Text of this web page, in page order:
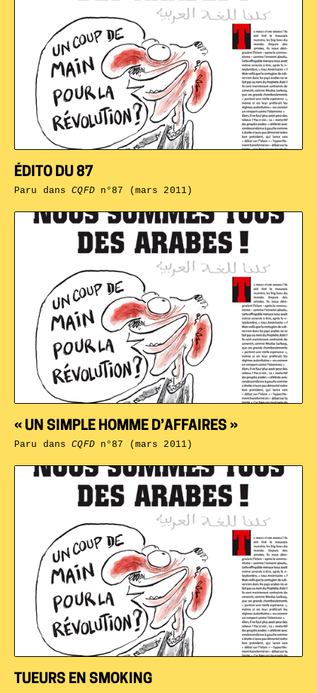
TUEURS EN SMOKING
« UN SIMPLE HOMME D’AFFAIRES »
Paru dansCQFDn°87 (mars 2011)
ÉDITO DU 87
Paru dansCQFDn°87 (mars 2011)